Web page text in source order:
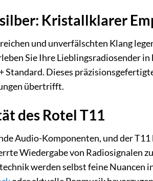
Kristallklarer
und unverfälschten Klang
Sie Ihre Lieblingsradiosender
Standard. Dieses
übertrifft.
des Rotel T11
Audio-Komponenten, und der
Wiedergabe von Radiosignalen
werden selbst feine Nuancen